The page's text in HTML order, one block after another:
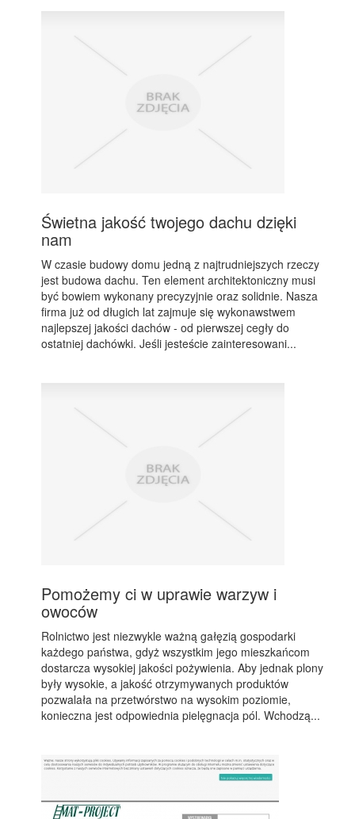
Świetna jakość twojego dachu dzięki
nam
W czasie budowy domu jedną z najtrudniejszych rzeczy
jest budowa dachu. Ten element architektoniczny musi
być bowiem wykonany precyzyjnie oraz solidnie. Nasza
firma już od długich lat zajmuje się wykonawstwem
najlepszej jakości dachów - od pierwszej cegły do
ostatniej dachówki. Jeśli jesteście zainteresowani...
Pomożemy ci w uprawie warzyw i
owoców
Rolnictwo jest niezwykle ważną gałęzią gospodarki
każdego państwa, gdyż wszystkim jego mieszkańcom
dostarcza wysokiej jakości pożywienia. Aby jednak plony
były wysokie, a jakość otrzymywanych produktów
pozwalała na przetwórstwo na wysokim poziomie,
konieczna jest odpowiednia pielęgnacja pól. Wchodzą...